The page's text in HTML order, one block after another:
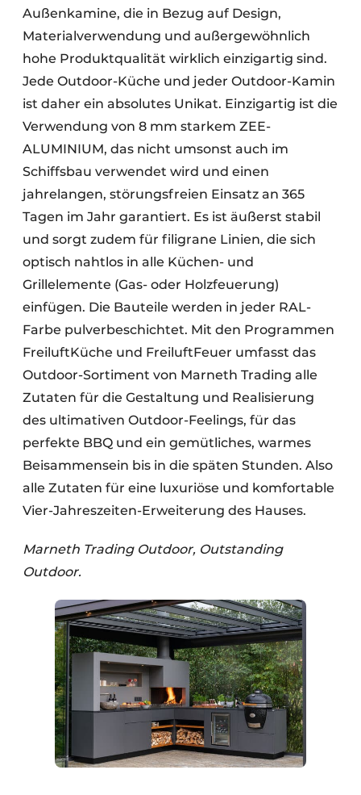
Außenkamine, die in Bezug auf Design,
Materialverwendung und außergewöhnlich
hohe Produktqualität wirklich einzigartig sind.
Jede Outdoor-Küche und jeder Outdoor-Kamin
ist daher ein absolutes Unikat. Einzigartig ist die
Verwendung von 8 mm starkem ZEE-
ALUMINIUM, das nicht umsonst auch im
Schiffsbau verwendet wird und einen
jahrelangen, störungsfreien Einsatz an 365
Tagen im Jahr garantiert. Es ist äußerst stabil
und sorgt zudem für filigrane Linien, die sich
optisch nahtlos in alle Küchen- und
Grillelemente (Gas- oder Holzfeuerung)
einfügen. Die Bauteile werden in jeder RAL-
Farbe pulverbeschichtet. Mit den Programmen
FreiluftKüche und FreiluftFeuer umfasst das
Outdoor-Sortiment von Marneth Trading alle
Zutaten für die Gestaltung und Realisierung
des ultimativen Outdoor-Feelings, für das
perfekte BBQ und ein gemütliches, warmes
Beisammensein bis in die späten Stunden. Also
alle Zutaten für eine luxuriöse und komfortable
Vier-Jahreszeiten-Erweiterung des Hauses.
Marneth Trading Outdoor, Outstanding
Outdoor.